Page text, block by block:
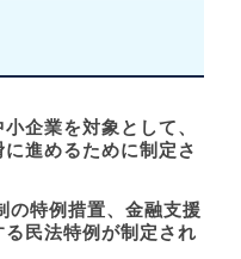
企業を対象として、
進めるために制定さ
の特例措置、金融支援
民法特例が制定され